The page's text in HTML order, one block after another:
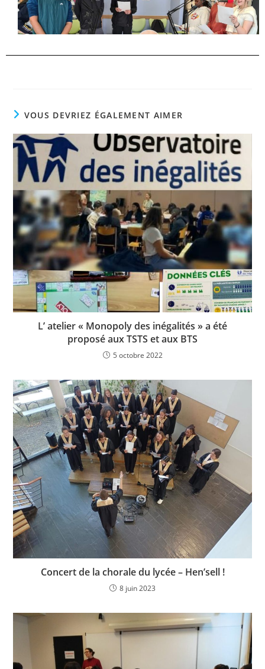
VOUS DEVRIEZ ÉGALEMENT AIMER
L’ atelier « Monopoly des inégalités » a été
proposé aux TSTS et aux BTS
5 octobre 2022
Concert de la chorale du lycée – Hen’sell !
8 juin 2023